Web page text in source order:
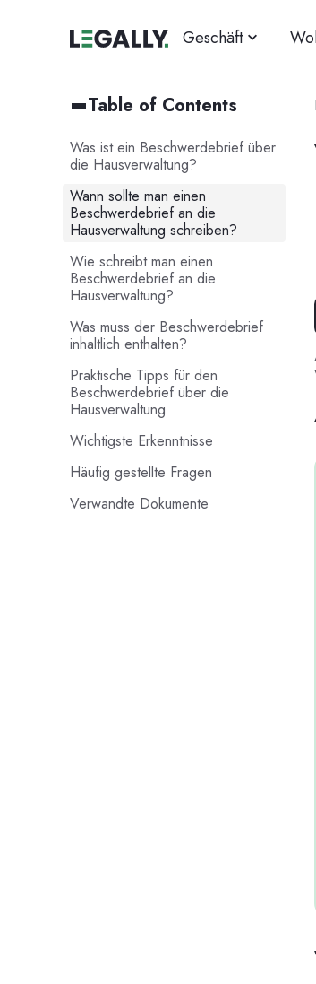
Geschäft
Table of Contents
Was ist ein Beschwerdebrief über
die Hausverwaltung?
Wann sollte man einen
Beschwerdebrief an die
Hausverwaltung schreiben?
Wie schreibt man einen
Beschwerdebrief an die
Hausverwaltung?
Was muss der Beschwerdebrief
inhaltlich enthalten?
Praktische Tipps für den
Beschwerdebrief über die
Hausverwaltung
Wichtigste Erkenntnisse
Häufig gestellte Fragen
Verwandte Dokumente